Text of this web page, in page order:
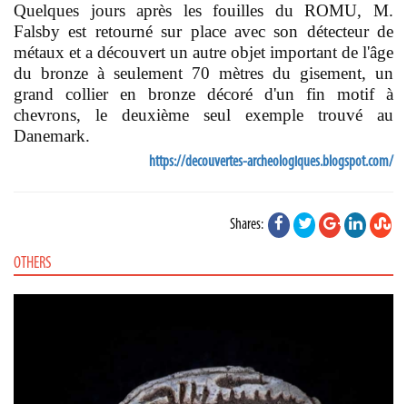
Quelques jours après les fouilles du ROMU, M.
Falsby est retourné sur place avec son détecteur de
métaux et a découvert un autre objet important de l'âge
du bronze à seulement 70 mètres du gisement, un
grand collier en bronze décoré d'un fin motif à
chevrons, le deuxième seul exemple trouvé au
Danemark.
https://decouvertes-archeologiques.blogspot.com/
Shares:
OTHERS